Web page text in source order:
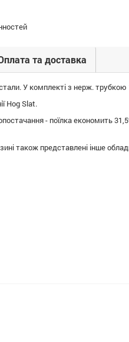
та доставка
У комплекті з нерж. трубкою
Hog Slat.
- поїлка економить
також представлені інше